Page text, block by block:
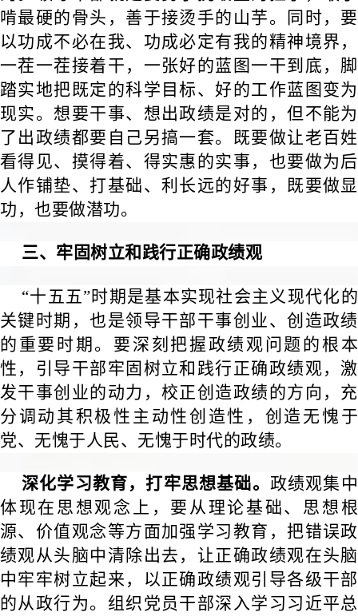
啃最硬的骨头，善于接烫手的山芋。同时，要
以功成不必在我、功成必定有我的精神境界，
一茬一茬接着干，一张好的蓝图一干到底，脚
踏实地把既定的科学目标、好的工作蓝图变为
现实。想要干事、想出政绩是对的，但不能为
了出政绩都要自己另搞一套。既要做让老百姓
看得见、摸得着、得实惠的实事，也要做为后
人作铺垫、打基础、利长远的好事，既要做显
功，也要做潜功。
三、牢固树立和践行正确政绩观
“十五五”时期是基本实现社会主义现代化的
关键时期，也是领导干部干事创业、创造政绩
的重要时期。要深刻把握政绩观问题的根本
性，引导干部牢固树立和践行正确政绩观，激
发干事创业的动力，校正创造政绩的方向，充
分调动其积极性主动性创造性，创造无愧于
党、无愧于人民、无愧于时代的政绩。
深化学习教育，打牢思想基础。 政绩观集中
体现在思想观念上，要从理论基础、思想根
源、价值观念等方面加强学习教育，把错误政
绩观从头脑中清除出去，让正确政绩观在头脑
中牢牢树立起来，以正确政绩观引导各级干部
的从政行为。组织党员干部深入学习习近平总